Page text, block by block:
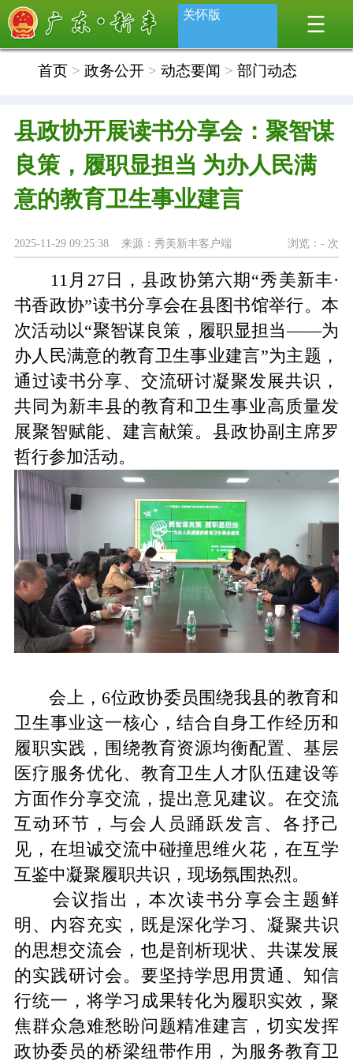
关怀版
首页> 政务公开> 动态要闻 > 部门动态
县政协开展读书分享会：聚智谋
良策，履职显担当 为办人民满
意的教育卫生事业建言
浏览：- 次
2025-11-29 09:25:38 来源：秀美新丰客户端
11月27日，县政协第六期“秀美新丰·
书香政协”读书分享会在县图书馆举行。本
次活动以“聚智谋良策，履职显担当——为
办人民满意的教育卫生事业建言”为主题，
通过读书分享、交流研讨凝聚发展共识，
共同为新丰县的教育和卫生事业高质量发
展聚智赋能、建言献策。县政协副主席罗
哲行参加活动。
会上，6位政协委员围绕我县的教育和
卫生事业这一核心，结合自身工作经历和
履职实践，围绕教育资源均衡配置、基层
医疗服务优化、教育卫生人才队伍建设等
方面作分享交流，提出意见建议。在交流
互动环节，与会人员踊跃发言、各抒己
见，在坦诚交流中碰撞思维火花，在互学
互鉴中凝聚履职共识，现场氛围热烈。
会议指出，本次读书分享会主题鲜
明、内容充实，既是深化学习、凝聚共识
的思想交流会，也是剖析现状、共谋发展
的实践研讨会。要坚持学思用贯通、知信
行统一，将学习成果转化为履职实效，聚
焦群众急难愁盼问题精准建言，切实发挥
政协委员的桥梁纽带作用，为服务教育卫